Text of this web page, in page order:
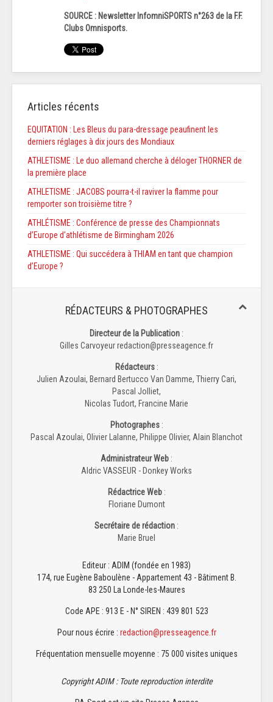
SOURCE : Newsletter InfomniSPORTS n°263 de la F.F.
Clubs Omnisports.
Articles récents
EQUITATION : Les Bleus du para-dressage peaufinent les
derniers réglages à dix jours des Mondiaux
ATHLETISME : Le duo allemand cherche à déloger THORNER de
la première place
ATHLETISME : JACOBS pourra-t-il raviver la flamme pour
remporter son troisième titre ?
ATHLÉTISME : Conférence de presse des Championnats
d’Europe d’athlétisme de Birmingham 2026
ATHLETISME : Qui succédera à THIAM en tant que champion
d’Europe ?
RÉDACTEURS & PHOTOGRAPHES
Directeur de la Publication :
Gilles Carvoyeur redaction@presseagence.fr
Rédacteurs:
Julien Azoulai, Bernard Bertucco Van Damme, Thierry Cari,
Pascal Jolliet,
Nicolas Tudort, Francine Marie
Photographes:
Pascal Azoulai, Olivier Lalanne, Philippe Olivier, Alain Blanchot
Administrateur Web :
Aldric VASSEUR - Donkey Works
Rédactrice Web:
Floriane Dumont
Secrétaire de rédaction :
Marie Bruel
Editeur : ADIM (fondée en 1983)
174, rue Eugène Baboulène - Appartement 43 - Bâtiment B.
83 250 La Londe-les-Maures
Code APE : 913 E - N° SIREN : 439 801 523
Pour nous écrire : redaction@presseagence.fr
Fréquentation mensuelle moyenne : 75 000 visites uniques
Copyright ADIM : Toute reproduction interdite